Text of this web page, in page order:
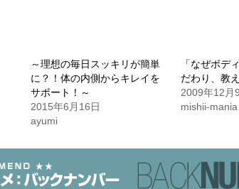
～理想の毎日スッキリが簡単
に？！体の内側からキレイを
サポート！～
2015年6月16日
ayumi
「なぜボデ
だわり、教
2009年12月
mishii-mania